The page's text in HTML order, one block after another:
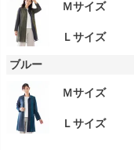
Ｍサイズ
Ｌサイズ
ブルー
Ｍサイズ
Ｌサイズ